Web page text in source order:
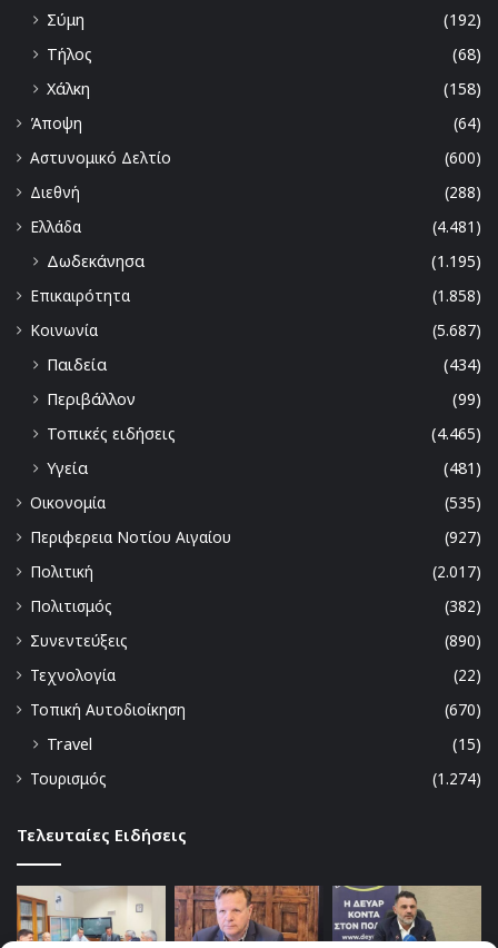
Σύμη
(192)
Τήλος
(68)
Χάλκη
(158)
Άποψη
(64)
Αστυνομικό Δελτίο
(600)
Διεθνή
(288)
Ελλάδα
(4.481)
Δωδεκάνησα
(1.195)
Επικαιρότητα
(1.858)
Κοινωνία
(5.687)
Παιδεία
(434)
Περιβάλλον
(99)
Τοπικές ειδήσεις
(4.465)
Υγεία
(481)
Οικονομία
(535)
Περιφερεια Νοτίου Αιγαίου
(927)
Πολιτική
(2.017)
Πολιτισμός
(382)
Συνεντεύξεις
(890)
Τεχνολογία
(22)
Τοπική Αυτοδιοίκηση
(670)
Travel
(15)
Τουρισμός
(1.274)
Τελευταίες Ειδήσεις